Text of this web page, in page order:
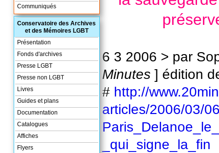
6 3 2006 > par
Minutes] édition
# http://
articles/2006/03/
_qui_signe_la_fin
Communiqués
Conservatoire des Archives
et des Mémoires LGBT
Présentation
Fonds d'archives
Presse LGBT
Presse non LGBT
Livres
Guides et plans
Documentation
Catalogues
Affiches
Flyers